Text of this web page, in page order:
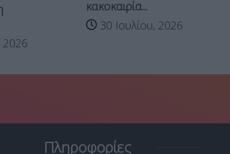
κακοκαιρία...
30 Ιουλίου, 2026
Πληροφορίες